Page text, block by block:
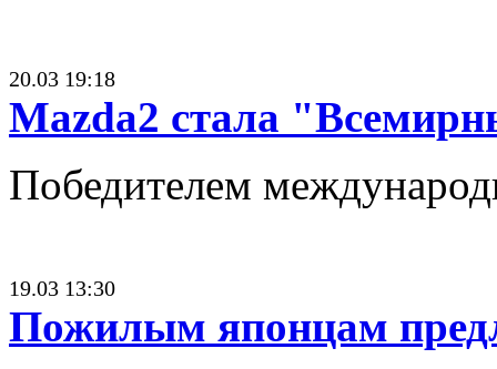
20.03 19:18
Mazda2 стала
Победителем
19.03 13:30
Пожилым японцам